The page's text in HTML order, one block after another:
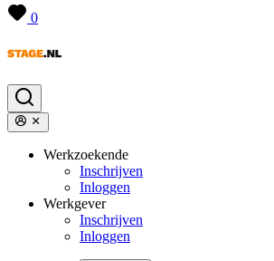
0
Werkzoekende
Inschrijven
Inloggen
Werkgever
Inschrijven
Inloggen